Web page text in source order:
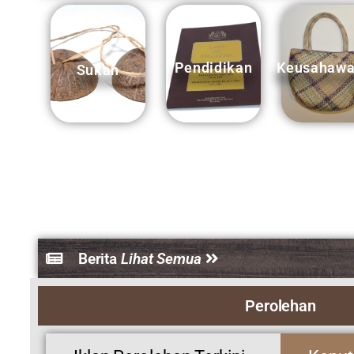
BeritaLihat Semua
Perolehan